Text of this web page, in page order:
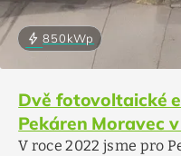
bolt850kWp
Dvě fotovoltaické
Pekáren Moravec
V roce 2022 jsme pro